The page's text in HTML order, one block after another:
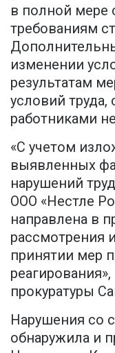
в полной мере
требованиям
изменении
результатам
условий
работниками
«С учетом
выявленных
нарушений
ООО «Нестле
направлена в
рассмотрения
принятии мер
прокуратуры
Нарушения со
обнаружила и